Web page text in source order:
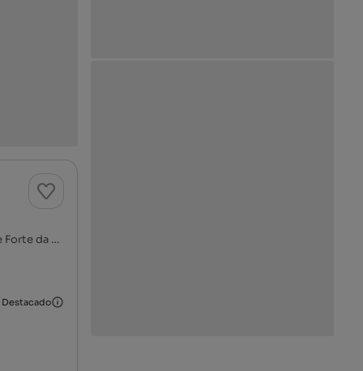
Rua Fernando Pessoa, Póvoa de Santa Iria, Póvoa de Santa Iria e Forte da Casa, Vila Franca de Xira, Lisboa
Destacado